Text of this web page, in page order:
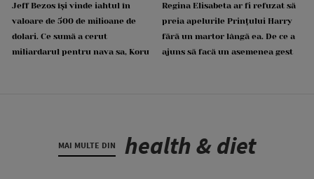
Jeff Bezos își vinde iahtul în
valoare de 500 de milioane de
dolari. Ce sumă a cerut
miliardarul pentru nava sa, Koru
Regina Elisabeta ar fi refuzat să
preia apelurile Prințului Harry
fără un martor lângă ea. De ce a
ajuns să facă un asemenea gest
MAI MULTE DIN health & diet